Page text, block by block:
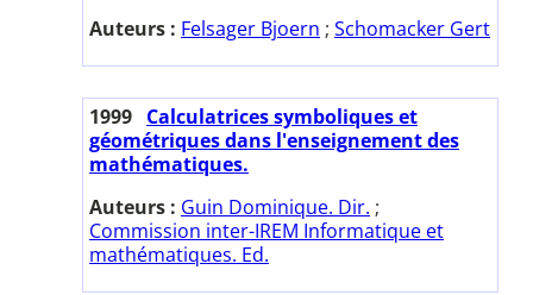
Auteurs : Felsager Bjoern ; Schomacker Gert
1999 Calculatrices symboliques et
géométriques dans l'enseignement des
mathématiques.
Auteurs : Guin Dominique. Dir. ;
Commission inter-IREM Informatique et
mathématiques. Ed.